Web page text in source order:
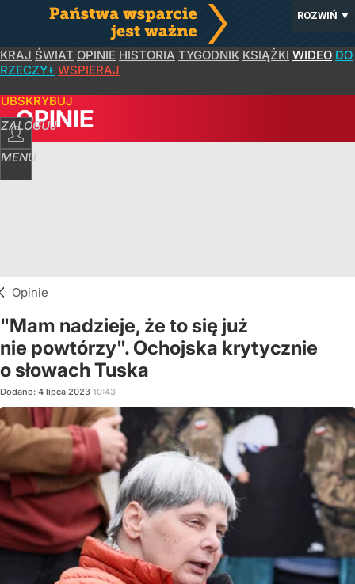
ROZWIŃ ▼
KRAJ ŚWIAT OPINIE HISTORIA TYGODNIK KSIĄŻKI WIDEO DO
RZECZY+ WSPIERAJ
ZALOGUJ
MENU
OPINIE
Opinie
"Mam nadzieje, że to się już
nie powtórzy". Ochojska krytycznie
o słowach Tuska
Dodano: 4 lipca 2023 10:43